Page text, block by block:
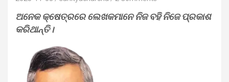
ଅନେକ କ୍ଷେତ୍ରରେ ଲେଖକମାନେ ନିଜ ବହି ନିଜେ ପ୍ରକାଶ
କରିଥାନ୍ତି।